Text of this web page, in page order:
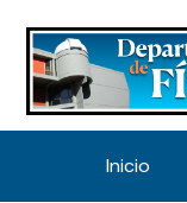
Inicio